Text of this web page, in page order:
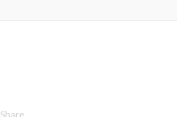
Share